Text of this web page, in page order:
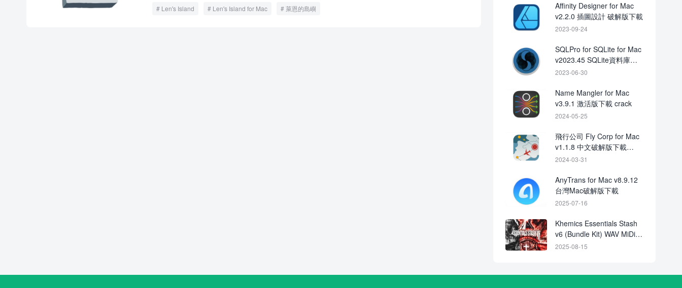
Len's Island Len's Island for Mac 萊恩的島嶼
Affinity Designer for Mac
v2.2.0 插圖設計 破解版下載
2023-09-24
SQLPro for SQLite for Mac
v2023.45 SQLite資料庫管
理 破解版下載
2023-06-30
Name Mangler for Mac
v3.9.1 激活版下載 crack
2024-05-25
飛行公司 Fly Corp for Mac
v1.1.8 中文破解版下載
crack
2024-03-31
AnyTrans for Mac v8.9.12
台灣Mac破解版下載
2025-07-16
Khemics Essentials Stash
v6 (Bundle Kit) WAV MiDi
FST
2025-08-15